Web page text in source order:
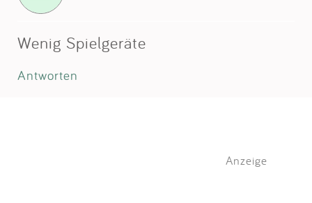
Wenig Spielgeräte
Antworten
Anzeige